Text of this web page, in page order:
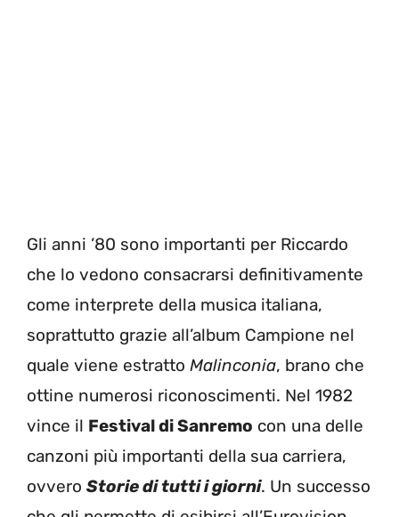
Gli anni ’80 sono importanti per Riccardo
che lo vedono consacrarsi definitivamente
come interprete della musica italiana,
soprattutto grazie all’album Campione nel
quale viene estratto Malinconia, brano che
ottine numerosi riconoscimenti. Nel 1982
vince il Festival di Sanremo con una delle
canzoni più importanti della sua carriera,
ovvero Storie di tutti i giorni. Un successo